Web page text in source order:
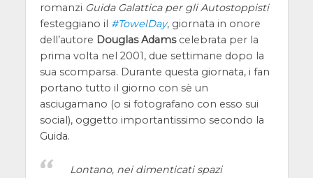
romanzi Guida Galattica per gli Autostoppisti
festeggiano il #TowelDay, giornata in onore
dell’autore Douglas Adamscelebrata per la
prima volta nel 2001, due settimane dopo la
sua scomparsa. Durante questa giornata, i fan
portano tutto il giorno con sè un
asciugamano (o si fotografano con esso sui
social), oggetto importantissimo secondo la
Guida.
Lontano, nei dimenticati spazi